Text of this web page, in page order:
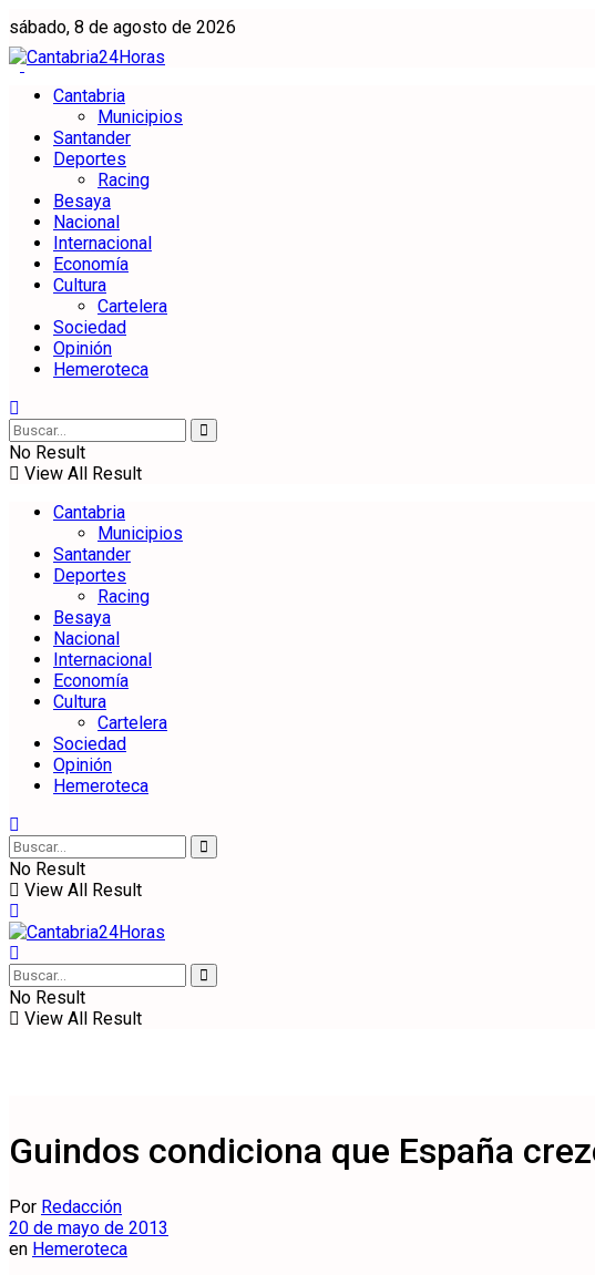
sábado, 8 de agosto de 2026
Cantabria
Municipios
Santander
Deportes
Racing
Besaya
Nacional
Internacional
Economía
Cultura
Cartelera
Sociedad
Opinión
Hemeroteca
No Result
View All Result
Cantabria
Municipios
Santander
Deportes
Racing
Besaya
Nacional
Internacional
Economía
Cultura
Cartelera
Sociedad
Opinión
Hemeroteca
No Result
View All Result
No Result
View All Result
Guindos condiciona que España
Por Redacción
20 de mayo de 2013
en Hemeroteca